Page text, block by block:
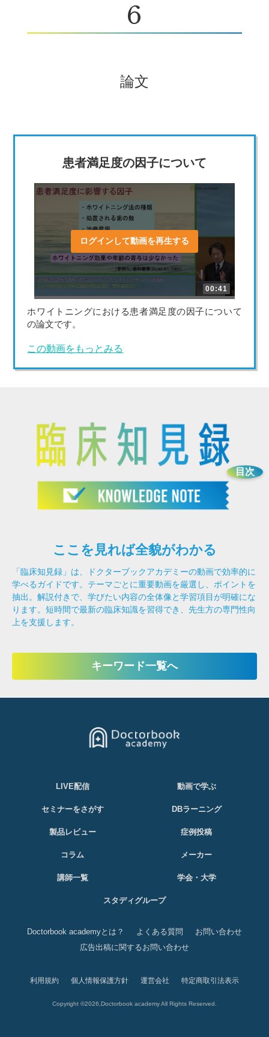
6
論文
患者満足度の因子について
ログインして動画を再生する
00:41
ホワイトニングにおける患者満足度の因子について
の論文です。
この動画をもっとみる
ここを見れば全貌がわかる
「臨床知見録」は、ドクターブックアカデミーの動画で効率的に
学べるガイドです。テーマごとに重要動画を厳選し、ポイントを
抽出。解説付きで、学びたい内容の全体像と学習項目が明確にな
ります。短時間で最新の臨床知識を習得でき、先生方の専門性向
上を支援します。
キーワード一覧へ
目次
LIVE配信 動画で学ぶ
セミナーをさがす DBラーニング
製品レビュー 症例投稿
コラム メーカー
講師一覧 学会・大学
スタディグループ
Doctorbook academyとは？ よくある質問
お問い合わせ
広告出稿に関するお問い合わせ
利用規約 個人情報保護方針 運営会社 特定商取引法表示
Copyright ©2026,Doctorbook academy All Rights Reserved.